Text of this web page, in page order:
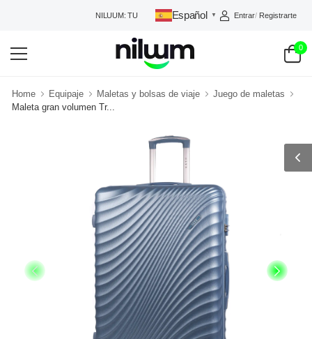
NILUUM: TU TIENDA DE CONFIANZA
Español ▼ Entrar/ Registrarte
0
Home Equipaje Maletas y bolsas de viaje
Juego de maletas
Maleta gran volumen Tr...